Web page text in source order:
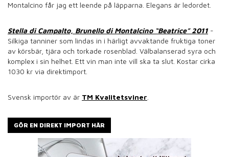
Montalcino får jag ett leende på läpparna. Elegans är ledordet.
Stella di Campalto, Brunello di Montalcino “Beatrice” 2011 -
Silkiga tanniner som lindas in i härligt avvaktande fruktiga toner
av körsbär, tjära och torkade rosenblad. Välbalanserad syra och
komplex i sin helhet. Ett vin man inte vill ska ta slut. Kostar cirka
1030 kr via direktimport.
Svensk importör av är TM Kvalitetsviner
GÖR EN DIREKT IMPORT HÄR